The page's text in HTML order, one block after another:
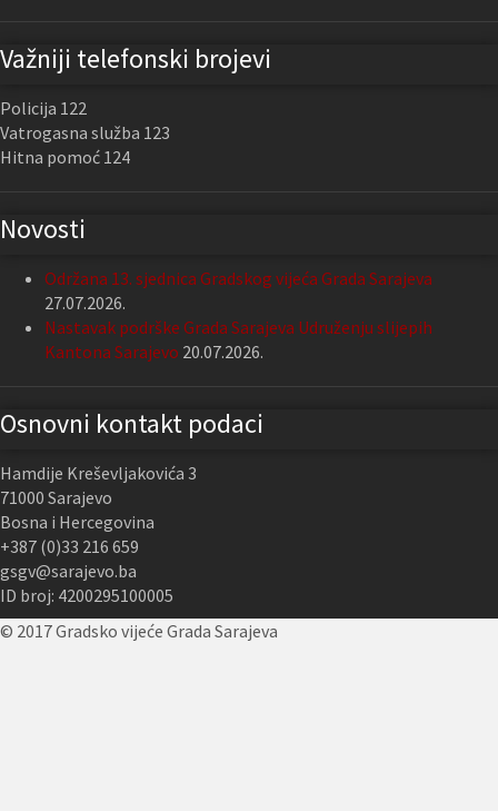
Važniji telefonski brojevi
Policija 122
Vatrogasna služba 123
Hitna pomoć 124
Novosti
Održana 13. sjednica Gradskog vijeća Grada Sarajeva
27.07.2026.
Nastavak podrške Grada Sarajeva Udruženju slijepih
Kantona Sarajevo 20.07.2026.
Osnovni kontakt podaci
Hamdije Kreševljakovića 3
71000 Sarajevo
Bosna i Hercegovina
+387 (0)33 216 659
gsgv@sarajevo.ba
ID broj: 4200295100005
© 2017 Gradsko vijeće Grada Sarajeva